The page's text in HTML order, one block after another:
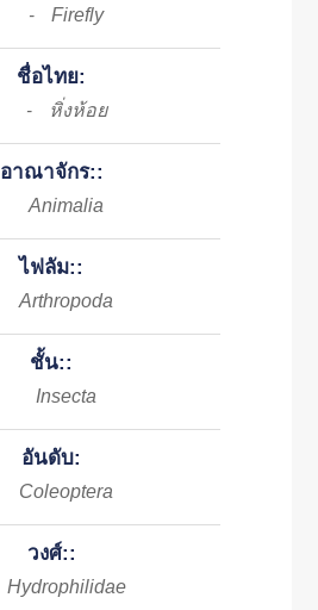
- Firefly
ชื่อไทย:
- หิ่งห้อย
อาณาจักร::
Animalia
ไฟลัม::
Arthropoda
ชั้น::
Insecta
อันดับ:
Coleoptera
วงศ์::
Hydrophilidae